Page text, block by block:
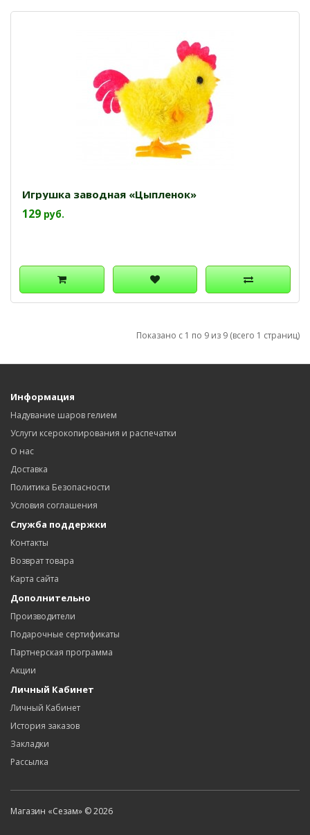
Игрушка заводная «Цыпленок»
129 руб.
Показано с 1 по 9 из 9 (всего 1 страниц)
Информация
Надувание шаров гелием
Услуги ксерокопирования и распечатки
О нас
Доставка
Политика Безопасности
Условия соглашения
Служба поддержки
Контакты
Возврат товара
Карта сайта
Дополнительно
Производители
Подарочные сертификаты
Партнерская программа
Акции
Личный Кабинет
Личный Кабинет
История заказов
Закладки
Рассылка
Магазин «Сезам» © 2026